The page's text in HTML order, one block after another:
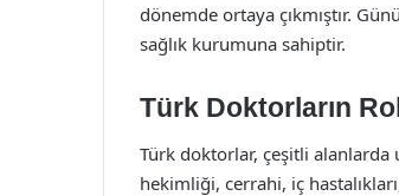
dönemde ortaya çıkmıştır.
sağlık kurumuna sahiptir.
Türk Doktorların
Türk doktorlar, çeşitli
hekimliği, cerrahi, iç